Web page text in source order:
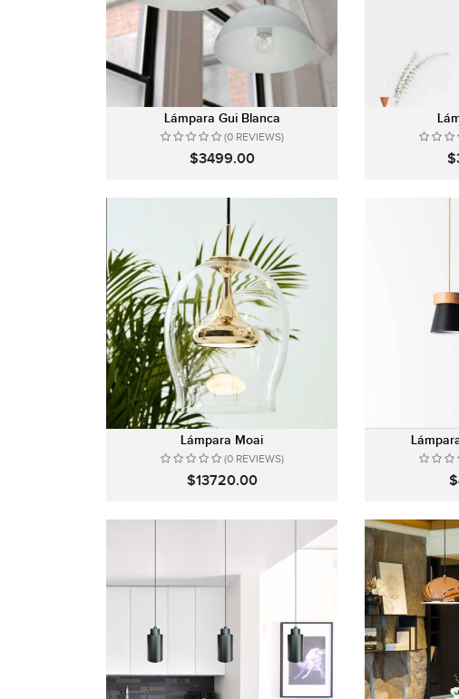
Lámpara Gui Blanca
(0 REVIEWS)
$3499.00
Lámpara Moai
(0 REVIEWS)
$13720.00